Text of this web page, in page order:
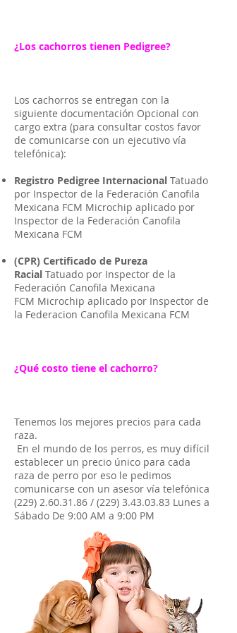
¿Los cachorros tienen Pedigree?
Los cachorros se entregan con la
siguiente documentación Opcional con
cargo extra (para consultar costos favor
de comunicarse con un ejecutivo vía
telefónica):
Registro Pedigree Internacional Tatuado
por Inspector de la Federación Canofila
Mexicana FCM Microchip aplicado por
Inspector de la Federación Canofila
Mexicana FCM
(CPR) Certificado de Pureza
Racial Tatuado por Inspector de la
Federación Canofila Mexicana
FCM Microchip aplicado por Inspector de
la Federacion Canofila Mexicana FCM
¿Qué costo tiene el cachorro?
Tenemos los mejores precios para cada
raza.
En el mundo de los perros, es muy difícil
establecer un precio único para cada
raza de perro por eso le pedimos
comunicarse con un asesor vía telefónica
(229) 2.60.31.86 / (229) 3.43.03.83 Lunes a
Sábado De 9:00 AM a 9:00 PM